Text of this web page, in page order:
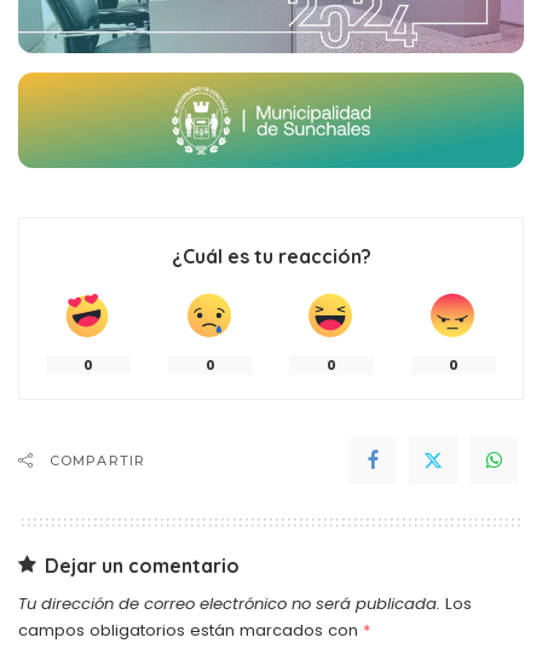
¿Cuál es tu reacción?
0 0 0 0
COMPARTIR
Dejar un comentario
Tu dirección de correo electrónico no será publicada. Los
campos obligatorios están marcados con *